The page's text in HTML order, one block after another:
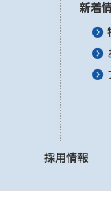
新着
採用情報